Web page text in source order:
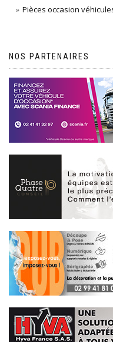
Pièces occasion
NOS PARTENAIRES